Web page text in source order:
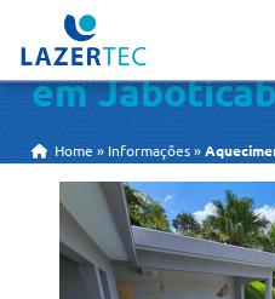
Aquecimento
em
Home » Informações »